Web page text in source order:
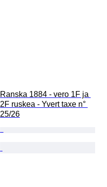
Ranska 1884 - vero 1F ja
2F ruskea - Yvert taxe n°
25/26